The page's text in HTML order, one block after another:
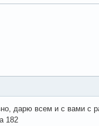
дарю всем и с вами с
182